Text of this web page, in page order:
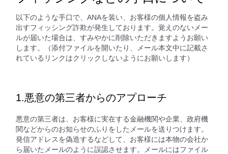
以下のような手口で、ANAを装い、お客様の個人情報を盗み
出すフィッシング詐欺が発生しております。覚えのないメー
ルが届いた場合は、すみやかに削除いただきますようお願い
します。（添付ファイルを開いたり、メール本文中に記載さ
れているリンクはクリックしないようにお願いします）
1.悪意の第三者からのアプローチ
悪意の第三者は、お客様に実在する金融機関や企業、政府機
関などからのお知らせのふりをしたメールを送りつけます。
発信アドレスを偽造するなどして、お客様には本物の会社か
ら届いたメールのように誤認させます。メールにはファイル